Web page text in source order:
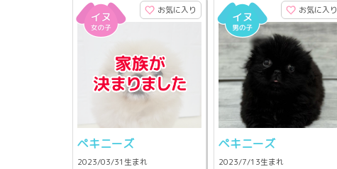
お気に入り
ペキニーズ
2023/03/31生まれ
お気に入り
ペキニーズ
2023/7/13生まれ